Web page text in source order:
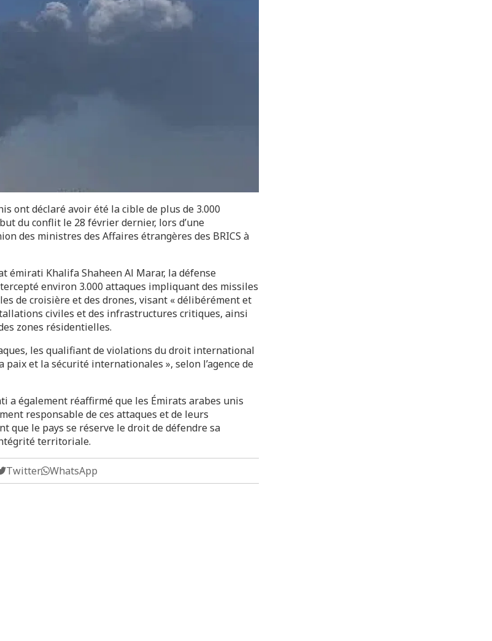
ont déclaré avoir été la cible de plus de 3.000
du conflit le 28 février dernier, lors d’une
des ministres des Affaires étrangères des BRICS à
émirati Khalifa Shaheen Al Marar, la défense
environ 3.000 attaques impliquant des missiles
de croisière et des drones, visant « délibérément et
civiles et des infrastructures critiques, ainsi
zones résidentielles.
les qualifiant de violations du droit international
paix et la sécurité internationales », selon l’agence de
a également réaffirmé que les Émirats arabes unis
responsable de ces attaques et de leurs
que le pays se réserve le droit de défendre sa
territoriale.
Twitter WhatsApp